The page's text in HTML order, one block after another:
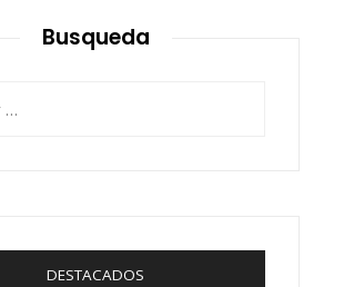
Busqueda
DESTACADOS